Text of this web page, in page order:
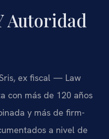
Autoridad
ex fiscal — Law
con más de 120 años
y más de firm-
a nivel de